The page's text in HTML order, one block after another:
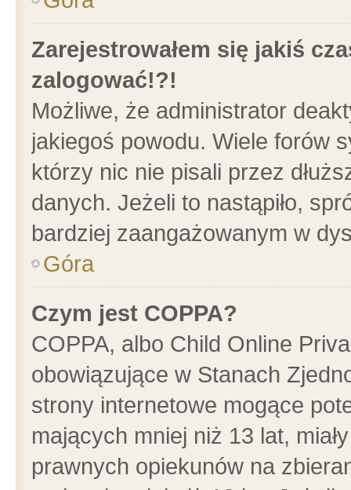
Zarejestrowałem się jakiś
zalogować!?!
Możliwe, że administrator
jakiegoś powodu. Wiele forów
którzy nic nie pisali przez
danych. Jeżeli to nastąpiło,
bardziej zaangażowanym w
Góra
Czym jest COPPA?
COPPA, albo Child Online
obowiązujące w Stanach
strony internetowe mogące
mających mniej niż 13 lat,
prawnych opiekunów na